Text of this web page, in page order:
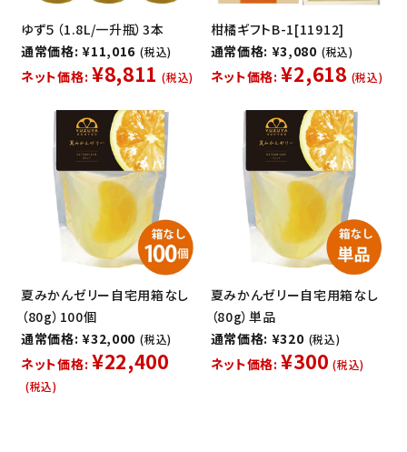
ゆず５（1.8L/一升瓶）3本
通常価格: ¥11,016 (税込)
ネット価格: ¥8,811 (税込)
柑橘ギフトB-1[11912]
通常価格: ¥3,080 (税込)
ネット価格: ¥2,618 (税込)
夏みかんゼリー自宅用箱なし
（80g）100個
通常価格: ¥32,000 (税込)
ネット価格: ¥22,400
(税込)
夏みかんゼリー自宅用箱なし
（80g）単品
通常価格: ¥320 (税込)
ネット価格: ¥300 (税込)